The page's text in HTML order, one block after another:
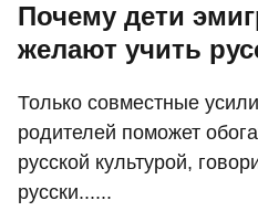
Почему дети
желают учить
Только совместные
родителей поможет
русской культурой,
русски......